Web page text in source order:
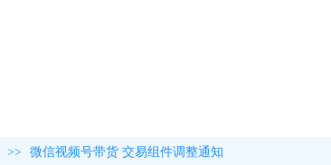
>> 微信视频号带货 交易组件调整通知